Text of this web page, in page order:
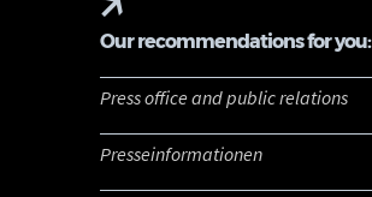
Our recommendations for you:
Press office and public relations
Presseinformationen